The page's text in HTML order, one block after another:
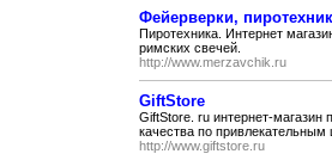
Фейерверки,
Пиротехника. Интернет
римских свечей.
http://www.merzavchik.ru
GiftStore
GiftStore. ru интернет-магазин
качества по
http://www.giftstore.ru